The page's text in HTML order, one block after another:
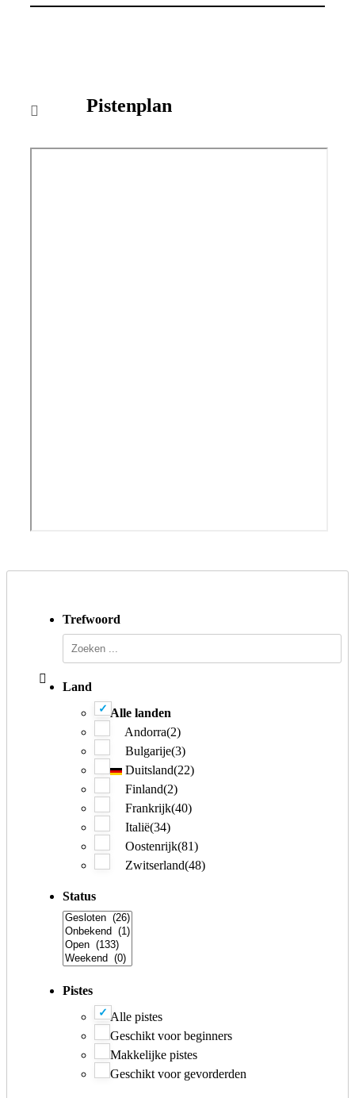
Pistenplan
Trefwoord
Land
Alle landen
Andorra(2)
Bulgarije(3)
Duitsland(22)
Finland(2)
Frankrijk(40)
Italië(34)
Oostenrijk(81)
Zwitserland(48)
Status
Pistes
Alle pistes
Geschikt voor beginners
Makkelijke pistes
Geschikt voor gevorderden